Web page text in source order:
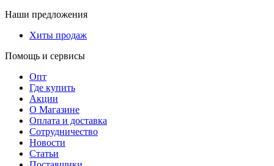
Наши предложения
Хиты продаж
Помощь и сервисы
Опт
Где купить
Акции
О Магазине
Оплата и доставка
Сотрудничество
Новости
Статьи